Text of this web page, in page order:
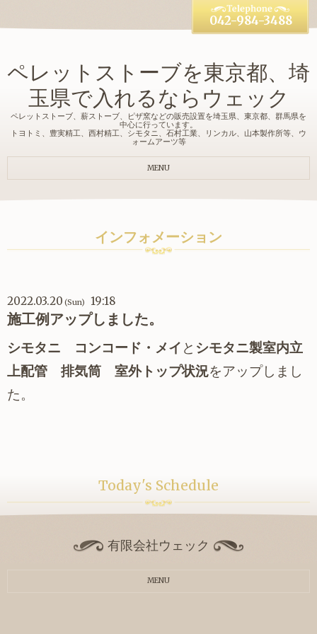
ペレットストーブを東京都、埼
玉県で入れるならウェック
ペレットストーブ、薪ストーブ、ピザ窯などの販売設置を埼玉県、東京都、群馬県を
中心に行っています。
トヨトミ、豊実精工、西村精工、シモタニ、石村工業、リンカル、山本製作所等、ウ
ォームアーツ等
042-984-3488
MENU
インフォメーション
2022.03.20 (Sun) 19:18
施工例アップしました。
シモタニ コンコード・メイ と シモタニ製室内立
上配管 排気筒 室外トップ状況をアップしまし
た。
Today's Schedule
有限会社ウェック
MENU